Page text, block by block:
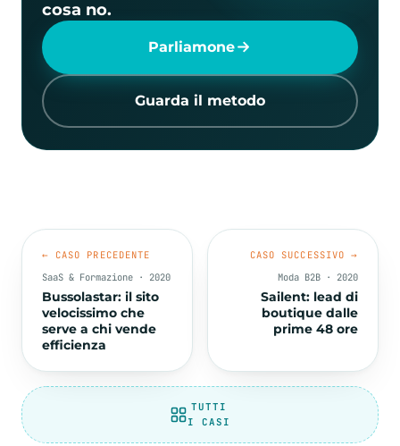
numeri.
cosa no.
Parliamone
Guarda il metodo
← CASO PRECEDENTE
SaaS & Formazione · 2020
Bussolastar: il sito
velocissimo che
serve a chi vende
efficienza
TUTTI
I CASI
CASO SUCCESSIVO →
Moda B2B · 2020
Sailent: lead di
boutique dalle
prime 48 ore